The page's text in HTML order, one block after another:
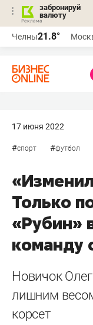
забронируй
валюту
Челны21.8°
17 июня 2022
#спорт #футбол
Только
«Рубин»
команду
Новичок
лишним
корсет